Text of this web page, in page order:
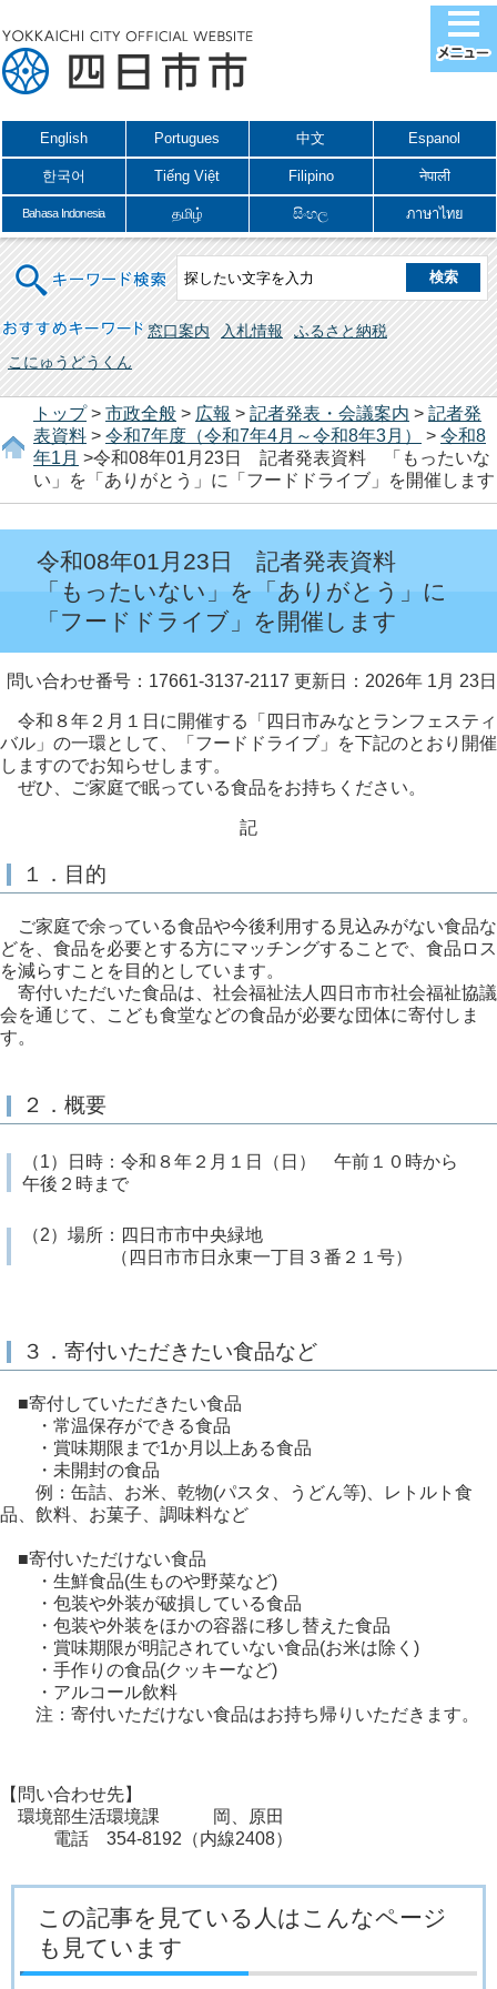
English Portugues 中文 Espanol
한국어 Tiếng Việt Filipino नेपाली
Bahasa Indonesia தமிழ் සිංහල ภาษาไทย
キーワード検索
おすすめキーワード 窓口案内 入札情報
ふるさと納税
こにゅうどうくん
トップ> 市政全般 > 広報 > 記者発表・会議案内 > 記者発
表資料 > 令和7年度（令和7年4月～令和8年3月） > 令和8
年1月 >令和08年01月23日 記者発表資料 「もったいな
い」を「ありがとう」に「フードドライブ」を開催します
令和08年01月23日 記者発表資料
「もったいない」を「ありがとう」に
「フードドライブ」を開催します
問い合わせ番号：17661-3137-2117 更新日：2026年 1月 23日
令和８年２月１日に開催する「四日市みなとランフェスティ
バル」の一環として、「フードドライブ」を下記のとおり開催
しますのでお知らせします。
ぜひ、ご家庭で眠っている食品をお持ちください。
記
１．目的
ご家庭で余っている食品や今後利用する見込みがない食品な
どを、食品を必要とする方にマッチングすることで、食品ロス
を減らすことを目的としています。
寄付いただいた食品は、社会福祉法人四日市市社会福祉協議
会を通じて、こども食堂などの食品が必要な団体に寄付しま
す。
２．概要
（1）日時：令和８年２月１日（日） 午前１０時から
午後２時まで
（2）場所：四日市市中央緑地
（四日市市日永東一丁目３番２１号）
３．寄付いただきたい食品など
■寄付していただきたい食品
・常温保存ができる食品
・賞味期限まで1か月以上ある食品
・未開封の食品
例：缶詰、お米、乾物(パスタ、うどん等)、レトルト食
品、飲料、お菓子、調味料など
■寄付いただけない食品
・生鮮食品(生ものや野菜など)
・包装や外装が破損している食品
・包装や外装をほかの容器に移し替えた食品
・賞味期限が明記されていない食品(お米は除く)
・手作りの食品(クッキーなど)
・アルコール飲料
注：寄付いただけない食品はお持ち帰りいただきます。
【問い合わせ先】
環境部生活環境課 岡、原田
電話 354-8192（内線2408）
この記事を見ている人はこんなページ
も見ています